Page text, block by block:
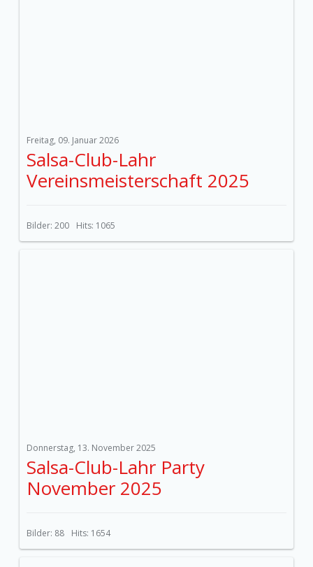
Freitag, 09. Januar 2026
Salsa-Club-Lahr
Vereinsmeisterschaft 2025
Bilder: 200 Hits: 1065
Donnerstag, 13. November 2025
Salsa-Club-Lahr Party
November 2025
Bilder: 88 Hits: 1654